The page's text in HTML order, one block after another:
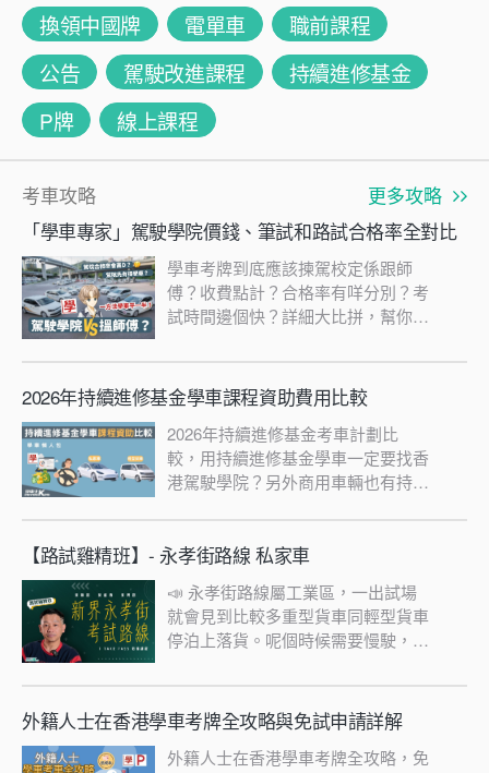
換領中國牌
電單車
職前課程
公告
駕駛改進課程
持續進修基金
P牌
線上課程
考車攻略
更多攻略
「學車專家」駕駛學院價錢、筆試和路試合格率全對比
學車考牌到底應該揀駕校定係跟師
傅？收費點計？合格率有咩分別？考
試時間邊個快？詳細大比拼，幫你揾
2026年持續進修基金學車課程資助費用比較
2026年持續進修基金考車計劃比
較，用持續進修基金學車一定要找香
港駕駛學院？另外商用車輛也有持續
【路試雞精班】- 永孝街路線 私家車
📣 永孝街路線屬工業區，一出試場
就會見到比較多重型貨車同輕型貨車
停泊上落貨。呢個時候需要慢駛，亦
讓其他車行先。🚶🏽🚶🏻🚶🏼🚌🚌‼️
學車王線上課程務求令你於短時間內
摘錄重點，並帶你路試要點精華，利
用影片講解及分析，讓你迅速掌握路
外籍人士在香港學車考牌全攻略與免試申請詳解
外籍人士在香港學車考牌全攻略，免